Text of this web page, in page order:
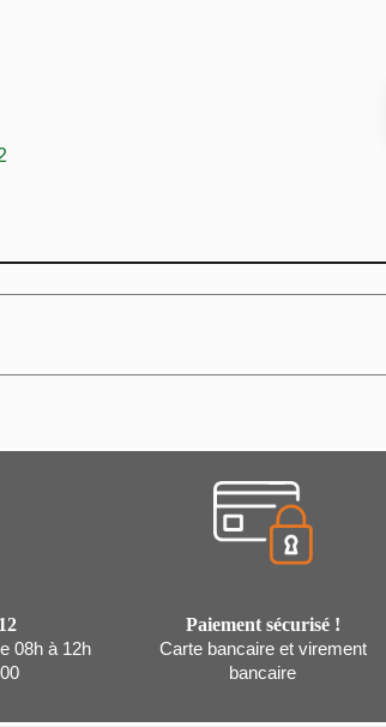
08h à 12h
Paiement sécurisé !
Carte bancaire et virement
bancaire